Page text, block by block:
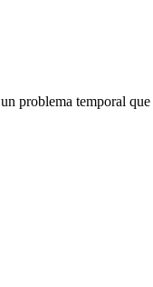
problema temporal